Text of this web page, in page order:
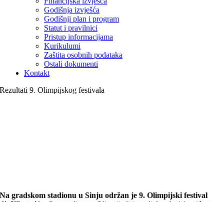
Godišnja izvješća
Godišnji plan i program
Statut i pravilnici
Pristup informacijama
Kurikulumi
Zaštita osobnih podataka
Ostali dokumenti
Kontakt
Rezultati 9. Olimpijskog festivala
Na gradskom stadionu u Sinju održan je 9. Olimpijski festival